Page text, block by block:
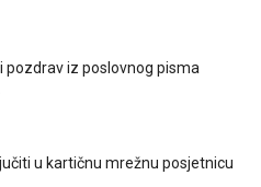
pozdrav iz poslovnog pisma
u kartičnu mrežnu posjetnicu